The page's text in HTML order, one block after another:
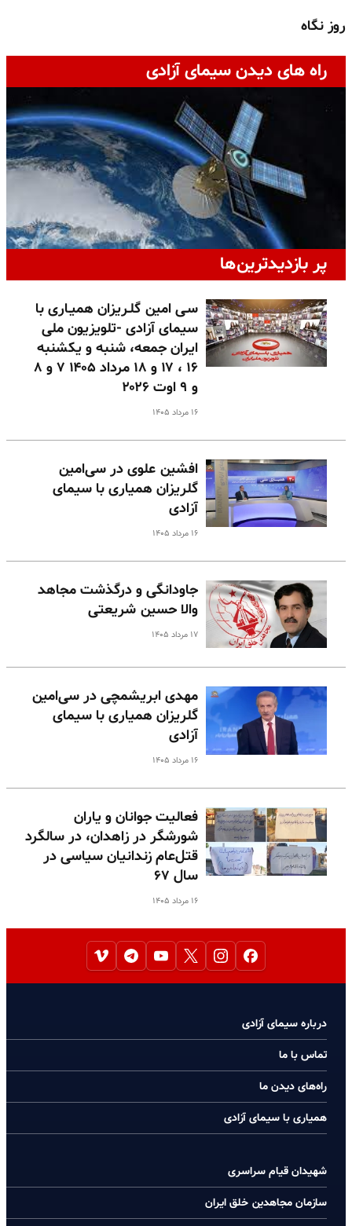
روز نگاه
راه های دیدن سیمای آزادی
پر بازدیدترین‌ها
سـی امین گلـریزان همیـاری با
سیمای آزادی -تلویزیون ملی
ایران جمعه، شنبه و یکشنبه
۱۶ ، ۱۷ و ۱۸ مرداد ۱۴۰۵ ۷ و ۸
و ۹ اوت ۲۰۲۶
۱۶ مرداد ۱۴۰۵
افشین علوی در سی‌امین
گلریزان همیاری با سیمای
آزادی
۱۶ مرداد ۱۴۰۵
جاودانگی و درگذشت مجاهد
والا حسین شریعتی
۱۷ مرداد ۱۴۰۵
مهدی ابریشمچی در سی‌امین
گلریزان همیاری با سیمای
آزادی
۱۶ مرداد ۱۴۰۵
فعالیت جوانان و یاران
شورشگر در زاهدان، در سالگرد
قتل‌عام زندانیان سیاسی در
سال ۶۷
۱۶ مرداد ۱۴۰۵
درباره سیمای آزادی
تماس با ما
راه‌های دیدن ما
همیاری با سیمای آزادی
شهیدان قیام سراسری
سازمان مجاهدین خلق ایران